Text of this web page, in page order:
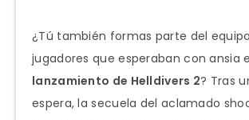
¿Tú también formas parte del
jugadores que esperaban con ansia
lanzamiento de Helldivers 2? Tras
espera, la secuela del aclamado